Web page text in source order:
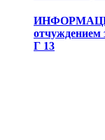
отчуждением
Г 13